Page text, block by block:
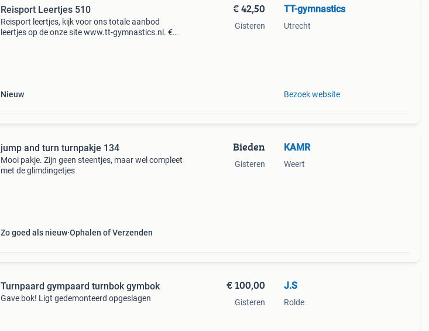
Reisport Leertjes 510
Reisport leertjes, kijk voor ons totale aanbod
leertjes op de onze site www.tt-gymnastics.nl. €
Nieuw
€ 42,50
Gisteren
TT-gymnastics
Utrecht
Bezoek website
jump and turn turnpakje 134
Mooi pakje. Zijn geen steentjes, maar wel compleet
met de glimdingetjes
Zo goed als nieuw Ophalen of Verzenden
Bieden
Gisteren
KAMR
Weert
Turnpaard gympaard turnbok gymbok
Gave bok! Ligt gedemonteerd opgeslagen
€ 100,00
Gisteren
J.S
Rolde